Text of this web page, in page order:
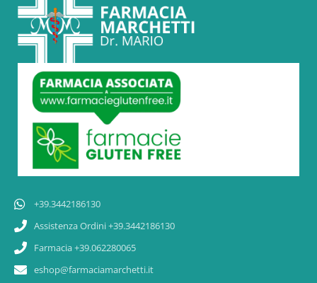
+39.3442186130
Assistenza Ordini +39.3442186130
Farmacia +39.062280065
eshop@farmaciamarchetti.it